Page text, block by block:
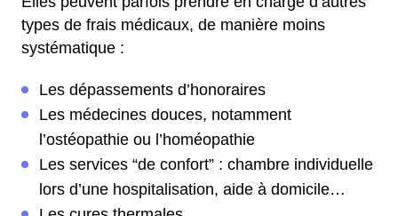
types de frais médicaux, de manière moins
systématique :
Les dépassements d’honoraires
Les médecines douces, notamment
l’ostéopathie ou l’homéopathie
Les services “de confort” : chambre individuelle
lors d’une hospitalisation, aide à domicile…